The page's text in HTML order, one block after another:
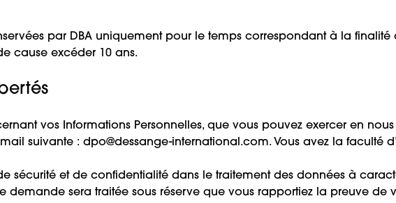
par DBA uniquement pour le temps correspondant à la
cause excéder 10 ans.
vos Informations Personnelles, que vous pouvez exercer en
suivante : dpo@dessange-international.com. Vous avez la faculté
sécurité et de confidentialité dans le traitement des données à
demande sera traitée sous réserve que vous rapportiez la preuve de